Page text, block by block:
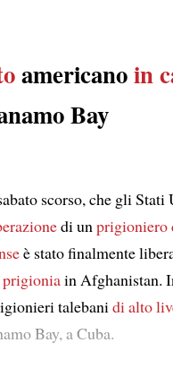
americanoin
Bay
scorso, che gli Stati
di unprigioniero
è stato finalmente
prigioniain Afghanistan.
talebanidi alto
Bay, a Cuba.